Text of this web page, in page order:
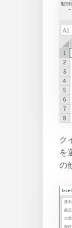
ク
を
の